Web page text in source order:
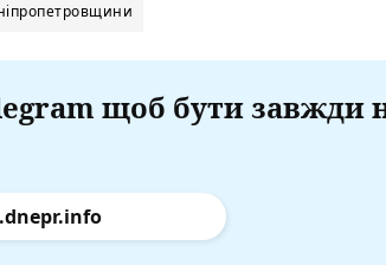
щоб бути завжди